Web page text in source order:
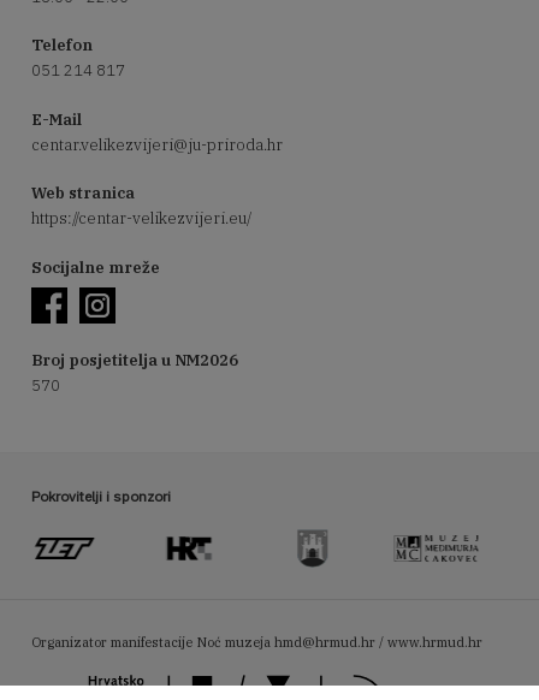
Telefon
051 214 817
E-Mail
centar.velikezvijeri@ju-priroda.hr
Web stranica
https://centar-velikezvijeri.eu/
Socijalne mreže
Broj posjetitelja u NM2026
570
Pokrovitelji i sponzori
Organizator manifestacije Noć muzeja hmd@hrmud.hr / www.hrmud.hr